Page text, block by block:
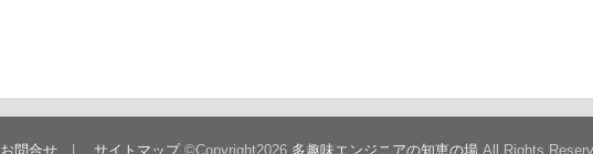
お問合せ サイトマップ ©Copyright2026 多趣味エンジニアの知恵の場 .All Rights